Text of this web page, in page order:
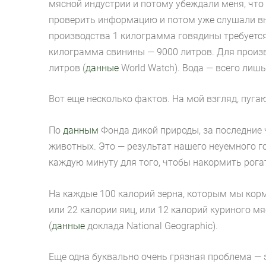
мясной индустрии и потому убеждали меня,
проверить информацию и потом уже слушали
производства 1 килограмма говядины
килограмма свинины — 9000 литров. Для
литров (данные World Watch). Вода — всего
Вот еще несколько фактов. На мой взгляд,
По данным Фонда дикой природы, за
животных. Это — результат нашего неуемного
каждую минуту для того, чтобы накормить
На каждые 100 калорий зерна, которым мы
или 22 калории яиц, или 12 калорий куриного
(данные доклада National Geographic).
Еще одна буквально очень грязная проблема